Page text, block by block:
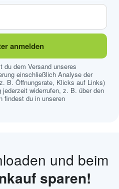
anmelden
dem Versand unseres
einschließlich Analyse der
B. Öffnungsrate, Klicks auf Links)
widerrufen, z. B. über den
findest du in unseren
und beim
sparen!